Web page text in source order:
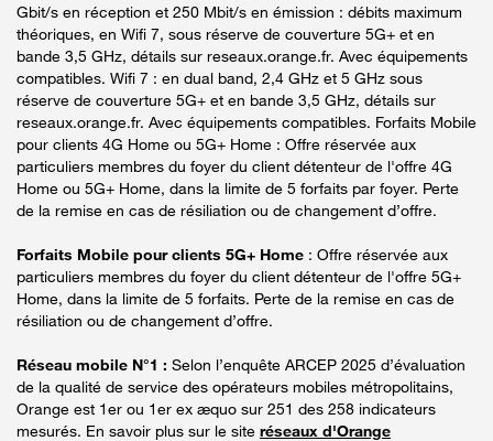
Gbit/s en réception et 250 Mbit/s en émission : débits maximum
théoriques, en Wifi 7, sous réserve de couverture 5G+ et en
bande 3,5 GHz, détails sur reseaux.orange.fr. Avec équipements
compatibles. Wifi 7 : en dual band, 2,4 GHz et 5 GHz sous
réserve de couverture 5G+ et en bande 3,5 GHz, détails sur
reseaux.orange.fr. Avec équipements compatibles. Forfaits Mobile
pour clients 4G Home ou 5G+ Home : Offre réservée aux
particuliers membres du foyer du client détenteur de l'offre 4G
Home ou 5G+ Home, dans la limite de 5 forfaits par foyer. Perte
de la remise en cas de résiliation ou de changement d’offre.
Forfaits Mobile pour clients 5G+ Home : Offre réservée aux
particuliers membres du foyer du client détenteur de l'offre 5G+
Home, dans la limite de 5 forfaits. Perte de la remise en cas de
résiliation ou de changement d’offre.
Réseau mobile N°1 : Selon l’enquête ARCEP 2025 d’évaluation
de la qualité de service des opérateurs mobiles métropolitains,
Orange est 1er ou 1er ex æquo sur 251 des 258 indicateurs
mesurés. En savoir plus sur le site réseaux d'Orange